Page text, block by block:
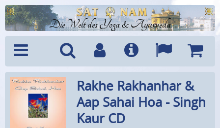
Die Welt des Yoga & Ayurveda
Menü SucheBenutzerkonto
Info Sprachen
Rakhe Rakhanhar &
Aap Sahai Hoa - Singh
Kaur CD